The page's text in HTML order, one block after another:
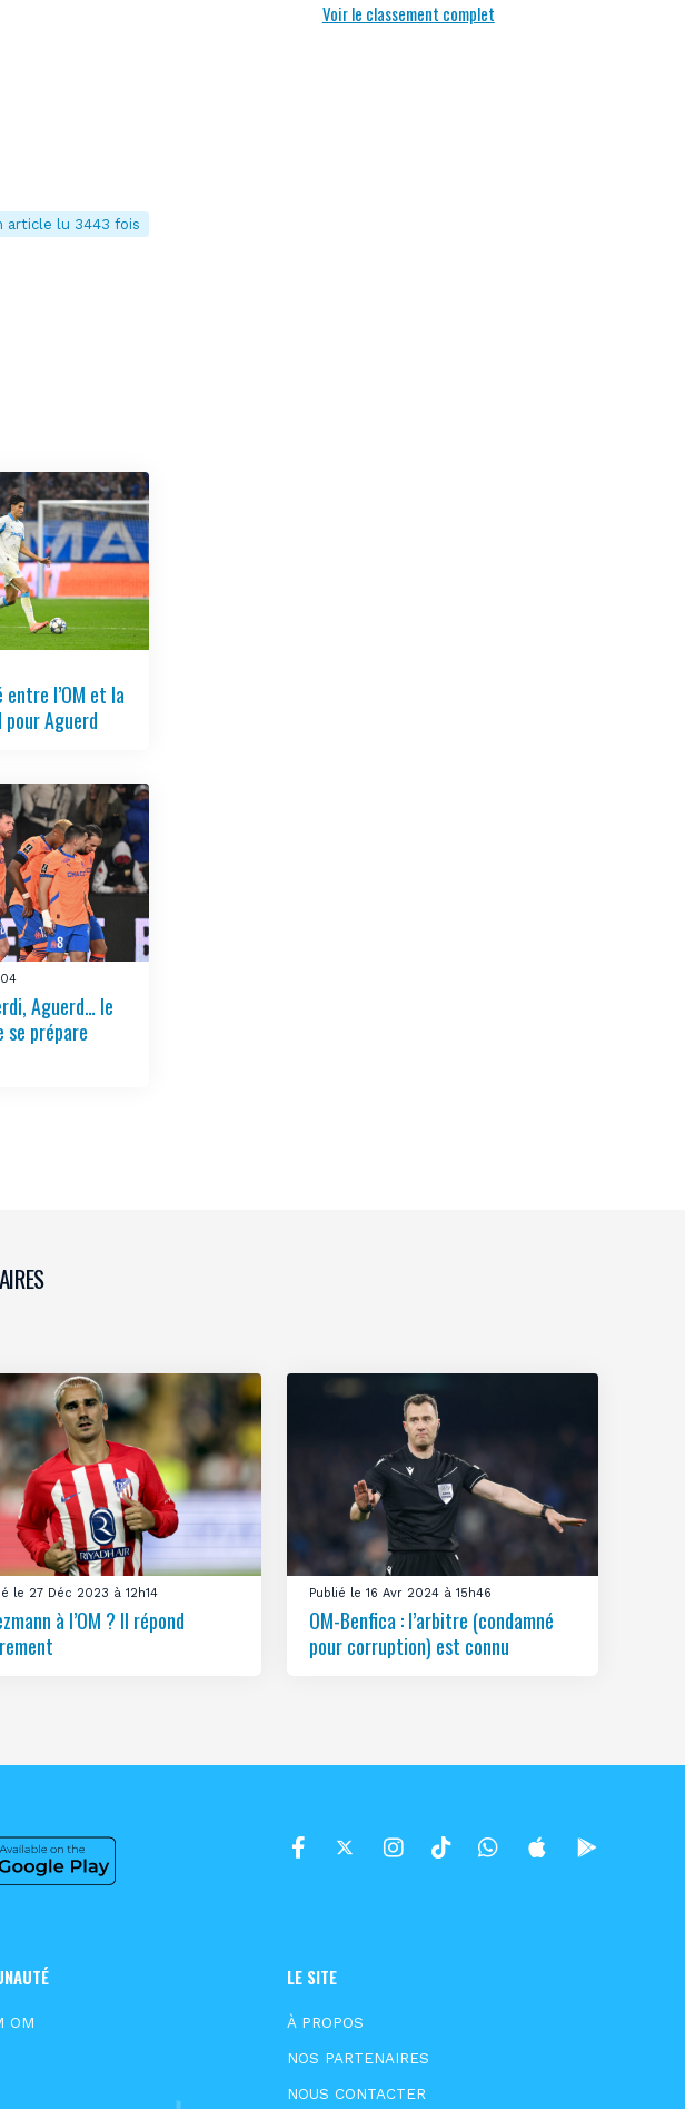
article lu 3443 fois
l’OM et la
pour Aguerd
Aguerd… le
se prépare
Voir le classement complet
le 27 Déc 2023 à 12h14
à l’OM ? Il répond
Publié le 16 Avr 2024 à 15h46
OM-Benfica : l’arbitre (condamné
pour corruption) est connu
OM
LE SITE
À PROPOS
NOS PARTENAIRES
NOUS CONTACTER